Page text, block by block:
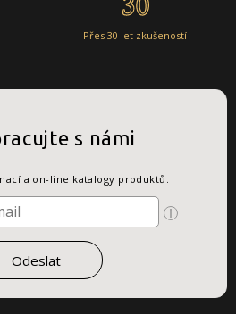
Přes 30 let zkušeností
s námi
a on-line katalogy produktů.